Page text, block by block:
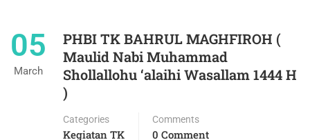
05
March
PHBI TK BAHRUL MAGHFIROH (
Maulid Nabi Muhammad
Shollallohu ‘alaihi Wasallam 1444 H
)
Categories
Kegiatan TK
Comments
0 Comment